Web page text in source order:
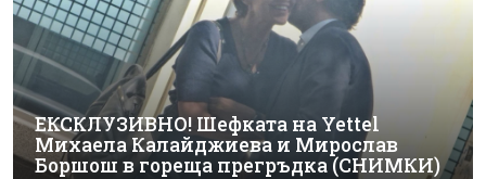
ЕКСКЛУЗИВНО! Шефката на Yettel
Михаела Калайджиева и Мирослав
Боршош в гореща прегръдка (СНИМКИ)